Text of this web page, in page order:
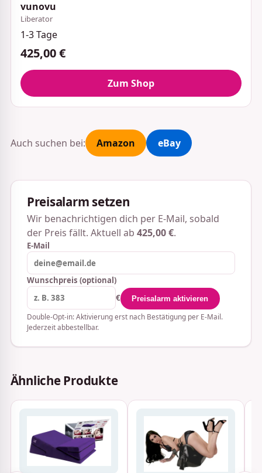
vunovu
Liberator
1-3 Tage
425,00 €
Zum Shop
Auch suchen bei: Amazon eBay
Preisalarm setzen
Wir benachrichtigen dich per E-Mail, sobald
der Preis fällt. Aktuell ab 425,00 €.
E-Mail
Wunschpreis (optional)
€
Preisalarm aktivieren
Double-Opt-in: Aktivierung erst nach Bestätigung per E-Mail.
Jederzeit abbestellbar.
Ähnliche Produkte